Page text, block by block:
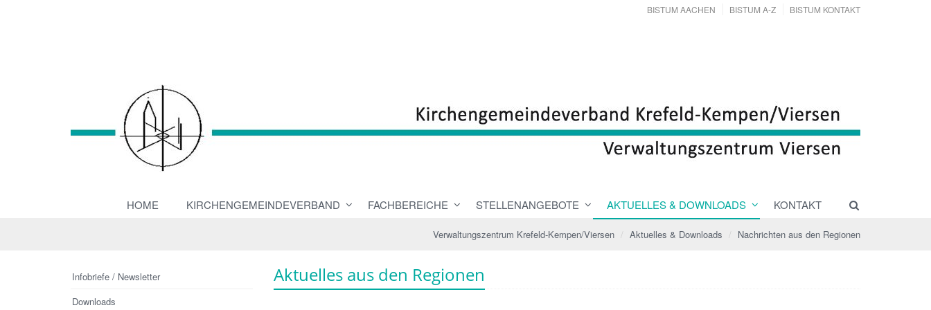
BISTUM AACHEN BISTUM A-Z BISTUM KONTAKT
HOME KIRCHENGEMEINDEVERBAND FACHBEREICHE STELLENANGEBOTE AKTUELLES & DOWNLOADS KONTAKT
Verwaltungszentrum Krefeld-Kempen/Viersen Aktuelles & Downloads Nachrichten aus den Regionen
Aktuelles aus den Regionen
Infobriefe / Newsletter
Downloads